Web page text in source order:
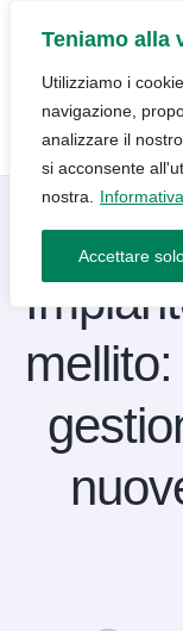
Teniamo alla
Utilizziamo i
navigazione,
analizzare il
si acconsente
nostra.
Accettare